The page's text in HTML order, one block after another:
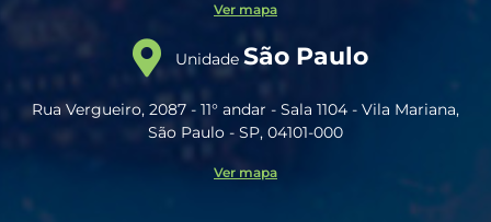
Ver mapa
Unidade São Paulo
Rua Vergueiro, 2087 - 11° andar - Sala 1104 - Vila Mariana,
São Paulo - SP, 04101-000
Ver mapa